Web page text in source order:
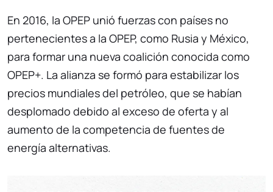
En 2016, la OPEP unió fuerzas con países no
pertenecientes a la OPEP, como Rusia y México,
para formar una nueva coalición conocida como
OPEP+. La alianza se formó para estabilizar los
precios mundiales del petróleo, que se habían
desplomado debido al exceso de oferta y al
aumento de la competencia de fuentes de
energía alternativas.